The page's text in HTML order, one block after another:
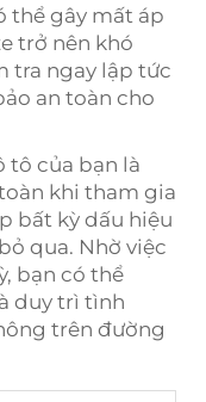
thể gây mất áp
trở nên khó
tra ngay lập tức
an toàn cho
tô của bạn là
khi tham gia
bất kỳ dấu hiệu
qua. Nhờ việc
bạn có thể
duy trì tình
trên đường